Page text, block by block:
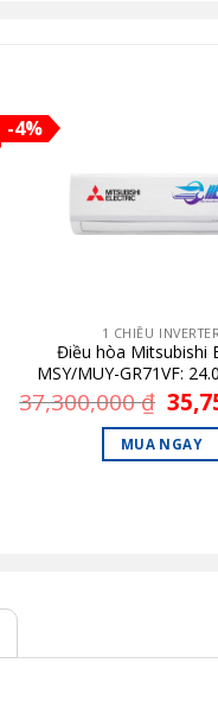
-4%
1 CHIỀU
Điều hòa Mitsubishi
MSY/MUY-GR71VF:
37,300,000₫ Giá
gốc
là:
MUA NGAY